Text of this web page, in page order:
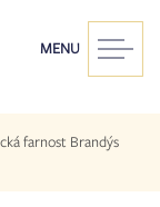
MENU
farnost Brandýs